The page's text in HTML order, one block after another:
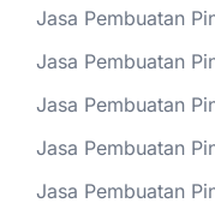
Jasa Pembuatan
Jasa Pembuatan
Jasa Pembuatan
Jasa Pembuatan
Jasa Pembuatan